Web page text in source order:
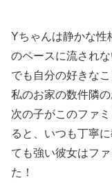
Yちゃんは静かな性
のペースに流されな
でも自分の好きな
私のお家の数件隣
次の子がこのファ
ると、いつも丁寧
ても強い彼女はフ
た！